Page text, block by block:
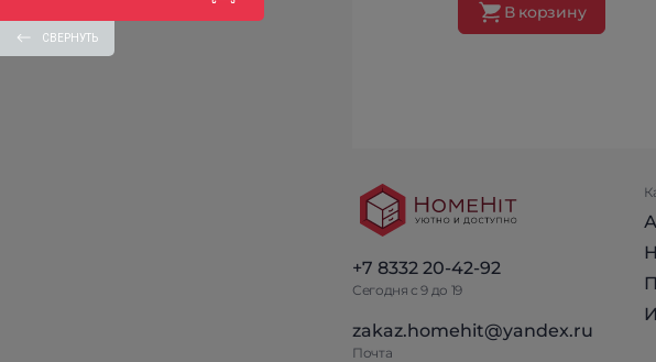
В корзину
+7 8332 20-42-92
Сегодня с 9 до 19
zakaz.homehit@yandex.ru
Почта
СВЕРНУТЬ